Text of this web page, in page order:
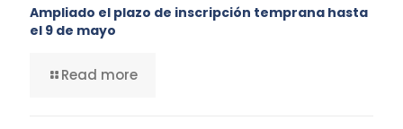
Ampliado el plazo de inscripción temprana hasta
el 9 de mayo
Read more